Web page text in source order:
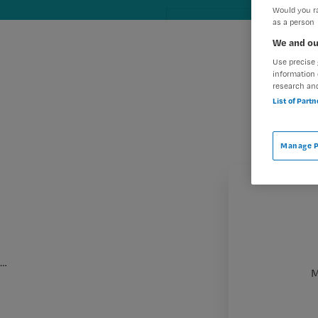
…
Would you
as a person
We and
Use
information
research
List of
Manage